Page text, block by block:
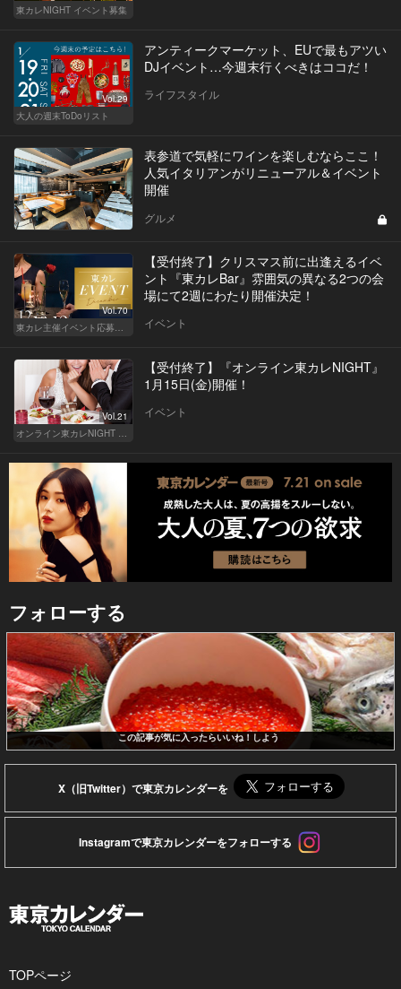
東カレNIGHT イベント募集
Vol.29
大人の週末ToDoリスト
アンティークマーケット、EUで最もアツい
DJイベント…今週末行くべきはココだ！
ライフスタイル
表参道で気軽にワインを楽しむならここ！
人気イタリアンがリニューアル＆イベント
開催
グルメ
Vol.70
【受付終了】クリスマス前に出逢えるイベ
ント『東カレBar』雰囲気の異なる2つの会
場にて2週にわたり開催決定！
イベント
Vol.21
【受付終了】『オンライン東カレNIGHT』
1月15日(金)開催！
イベント
フォローする
この記事が気に入ったらいいね！しよう
X（旧Twitter）で東京カレンダーを
Instagramで東京カレンダーをフォローする
TOPページ